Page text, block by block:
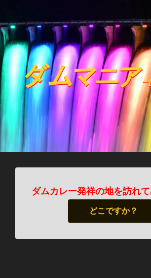
ダムカレー発祥の地を訪れ
どこですか？